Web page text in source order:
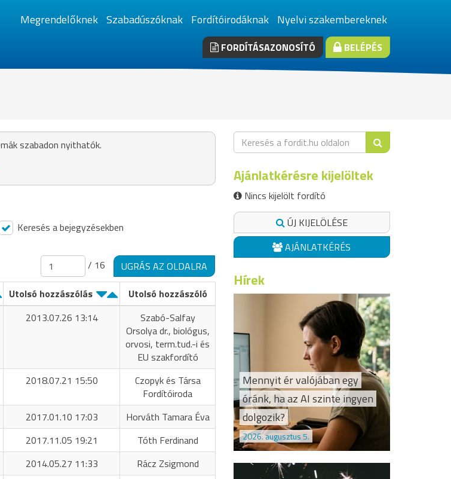
Megrendelőknek Szabadúszóknak Fordítóirodáknak Nyelvi szakembereknek
FORDÍTÁSAZONOSÍTÓ BELÉPÉS
szabadon nyithatók.
Keresés a bejegyzésekben
/ 16
UGRÁS AZ OLDALRA
Utolsó hozzászólás
Utolsó hozzászóló
2013.07.26 13:14
Szabó-Salfay
Orsolya dr., biológus,
orvosi, term.tud.-i és
EU szakfordító
2018.07.21 15:50
Czopyk és Társa
Fordítóiroda
2017.01.10 17:03
Horváth Tamara Éva
2017.11.05 19:21
Tóth Ferdinand
2014.05.27 11:33
Rácz Zsigmond
Ajánlatkérésre kijelöltek
Nincs kijelölt fordító
ÚJ KIJELÖLÉSE
AJÁNLATKÉRÉS
Hírek
Mennyit ér valójában egy
óránk, ha az AI szinte ingyen
dolgozik?
2026. augusztus 5.